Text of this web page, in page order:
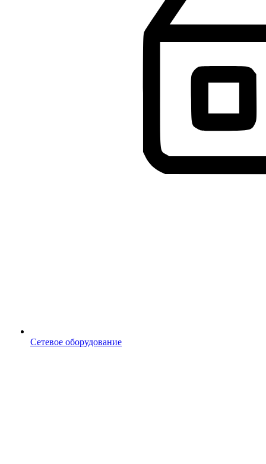
Сетевое оборудование